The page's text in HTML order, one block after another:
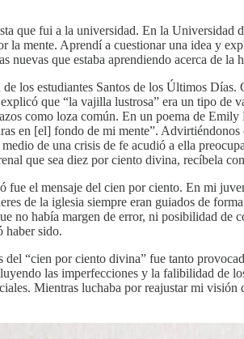
que fui a la universidad. En la Universidad
la mente. Aprendí a cuestionar una idea y
nuevas que estaba aprendiendo acerca de
los estudiantes Santos de los Últimos
que “la vajilla lustrosa” era un tipo
como loza común. En un poema de
en [el] fondo de mi mente”.
de una crisis de fe acudió a ella
que sea diez por ciento divina, recíbela
el mensaje del cien por ciento. En mi
de la iglesia siempre eran guiados de
había margen de error, ni posibilidad de
haber sido.
“cien por ciento divina” fue tanto
las imperfecciones y la falibilidad de
Mientras luchaba por reajustar mi